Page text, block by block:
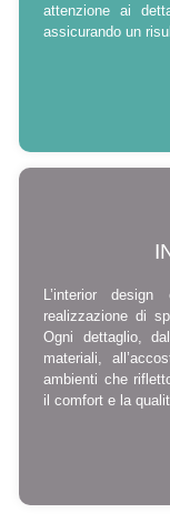
attenzione ai
assicurando un
L’interior
realizzazione di
Ogni dettaglio,
materiali,
ambienti che
il comfort e la